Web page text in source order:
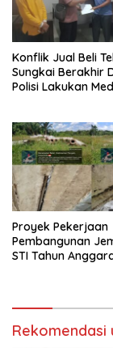
Konflik Jual Beli
Sungkai Berakhir
Polisi Lakukan
Proyek Pekerjaan
Pembangunan
STI Tahun
Rekomendasi